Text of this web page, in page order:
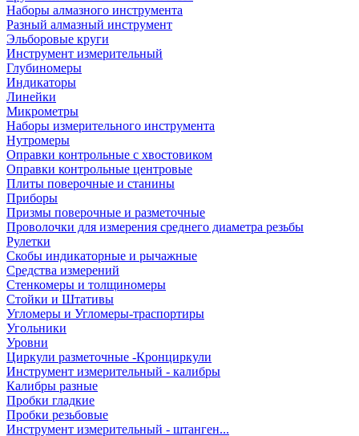
Наборы алмазного инструмента
Разный алмазный инструмент
Эльборовые круги
Инструмент измерительный
Глубиномеры
Индикаторы
Линейки
Микрометры
Наборы измерительного инструмента
Нутромеры
Оправки контрольные с хвостовиком
Оправки контрольные центровые
Плиты поверочные и станины
Приборы
Призмы поверочные и разметочные
Проволочки для измерения среднего диаметра резьбы
Рулетки
Скобы индикаторные и рычажные
Средства измерений
Стенкомеры и толщиномеры
Стойки и Штативы
Угломеры и Угломеры-траспортиры
Угольники
Уровни
Циркули разметочные -Кронциркули
Инструмент измерительный - калибры
Калибры разные
Пробки гладкие
Пробки резьбовые
Инструмент измерительный - штанген...